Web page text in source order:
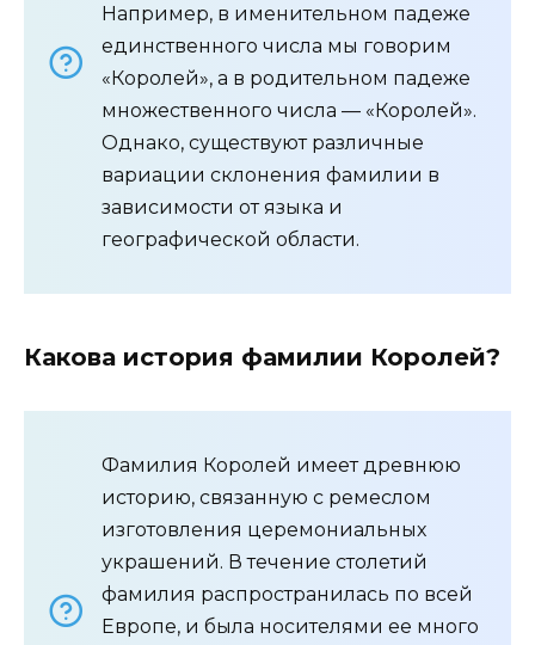
Например, в именительном падеже
единственного числа мы говорим
«Королей», а в родительном падеже
множественного числа — «Королей».
Однако, существуют различные
вариации склонения фамилии в
зависимости от языка и
географической области.
Какова история фамилии Королей?
Фамилия Королей имеет древнюю
историю, связанную с ремеслом
изготовления церемониальных
украшений. В течение столетий
фамилия распространилась по всей
Европе, и была носителями ее много